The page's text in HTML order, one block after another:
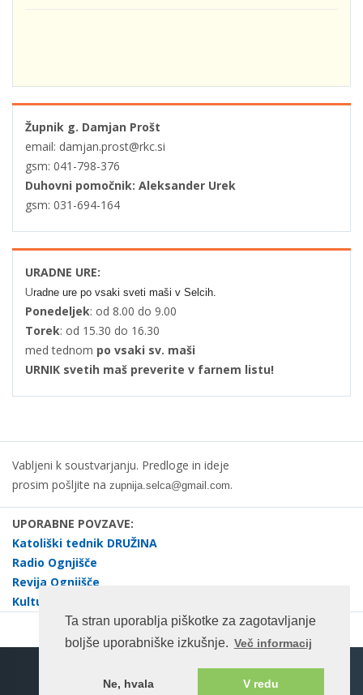
Ta stran uporablja piškotke za zagotavljanje
boljše uporabniške izkušnje. Več informacij
Ne, hvala V redu
Župnik g. Damjan Prošt
email: damjan.prost@rkc.si
gsm: 041-798-376
Duhovni pomočnik: Aleksander Urek
gsm: 031-694-164
URADNE URE:
Uradne ure po vsaki sveti maši v Selcih.
Ponedeljek: od 8.00 do 9.00
Torek: od 15.30 do 16.30
med tednom po vsaki sv. maši
URNIK svetih maš preverite v farnem listu!
Vabljeni k soustvarjanju. Predloge in ideje
prosim pošljite na zupnija.selca@gmail.com.
UPORABNE POVZAVE:
Katoliški tednik DRUŽINA
Radio Ognjišče
Revija Ognjišče
Kulturno društvo dr. Janez Evangelist Krek Selca
Spletna stran na enotnem portalu ©rkc.si cms.